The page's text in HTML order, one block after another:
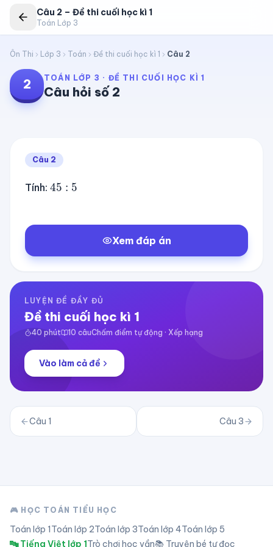
Câu 2 – Đề thi cuối học kì 1
Toán Lớp 3
Ôn Thi Lớp 3 Toán Đề thi cuối học kì 1 Câu 2
2 TOÁN LỚP 3 · ĐỀ THI CUỐI HỌC KÌ 1
Câu hỏi số 2
Câu 2
Tính:
Xem đáp án
LUYỆN ĐỀ ĐẦY ĐỦ
Đề thi cuối học kì 1
40 phút 10 câuChấm điểm tự động · Xếp hạng
Vào làm cả đề
Câu 1 Câu 3
🎮 HỌC TOÁN TIỂU HỌC
Toán lớp 1Toán lớp 2Toán lớp 3Toán lớp 4Toán lớp 5
🔤 Tiếng Việt lớp 1Trò chơi học vần📚 Truyện bé tự đọc